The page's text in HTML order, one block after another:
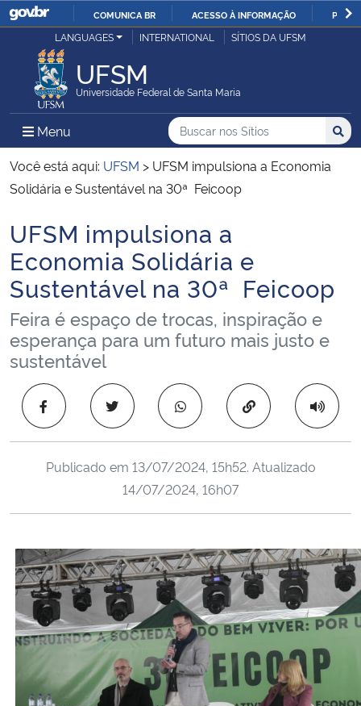
IR
COMUNICA BR ACESSO À INFORMAÇÃO
Ministério da Justiça e Segurança Pública
Ministério da Defesa
Ministério das Relações Exteriores
Ministério da Infraestrutura
Ministério da Agricultura, Pecuária e Abastecimento
Ministério da Educação
Ministério da Saúde
Ministério de Minas e Energia
Ministério do Meio Ambiente
Ministério do Turismo
Ministério do Desenvolvimento Regional
Controladoria-Geral da União
LANGUAGES INTERNATIONAL SÍTIOS DA UFSM
UFSM
Universidade Federal de Santa Maria
Menu Menu Principal do Sítio
Busca
Buscar no nos Sítios
Busca:
Você está aqui: UFSM > UFSM impulsiona a Economia
Solidária e Sustentável na 30ª Feicoop
Início do conteúdo
UFSM impulsiona a
Economia Solidária e
Sustentável na 30ª Feicoop
Feira é espaço de trocas, inspiração e
esperança para um futuro mais justo e
sustentável
Copiar para área
Publicado em 13/07/2024, 15h52. Atualizado
14/07/2024, 16h07